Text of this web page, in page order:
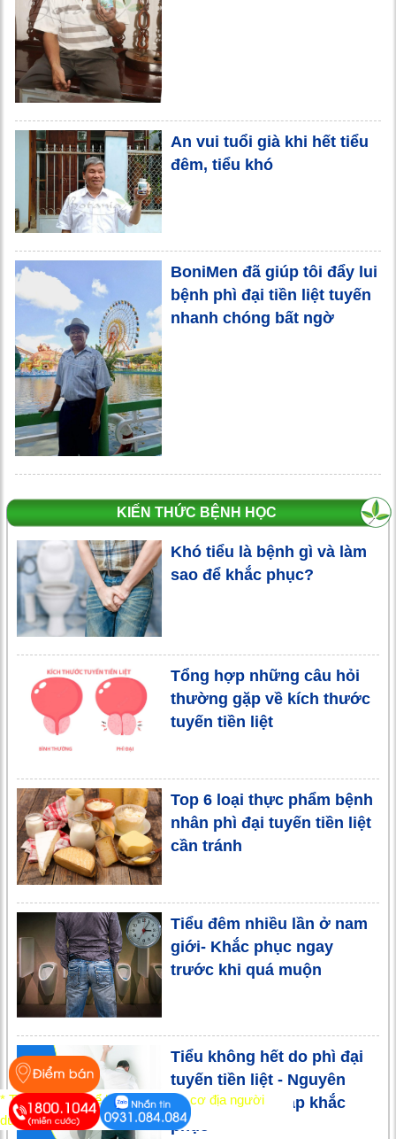
An vui tuổi già khi hết tiểu
đêm, tiểu khó
BoniMen đã giúp tôi đẩy lui
bệnh phì đại tiền liệt tuyến
nhanh chóng bất ngờ
KIẾN THỨC BỆNH HỌC
Khó tiểu là bệnh gì và làm
sao để khắc phục?
Tổng hợp những câu hỏi
thường gặp về kích thước
tuyến tiền liệt
Top 6 loại thực phẩm bệnh
nhân phì đại tuyến tiền liệt
cần tránh
Tiểu đêm nhiều lần ở nam
giới- Khắc phục ngay
trước khi quá muộn
Tiểu không hết do phì đại
tuyến tiền liệt - Nguyên
nhân và giải pháp khắc
phục
* Tác dụng có thể khác nhau tùy cơ địa người
dùng